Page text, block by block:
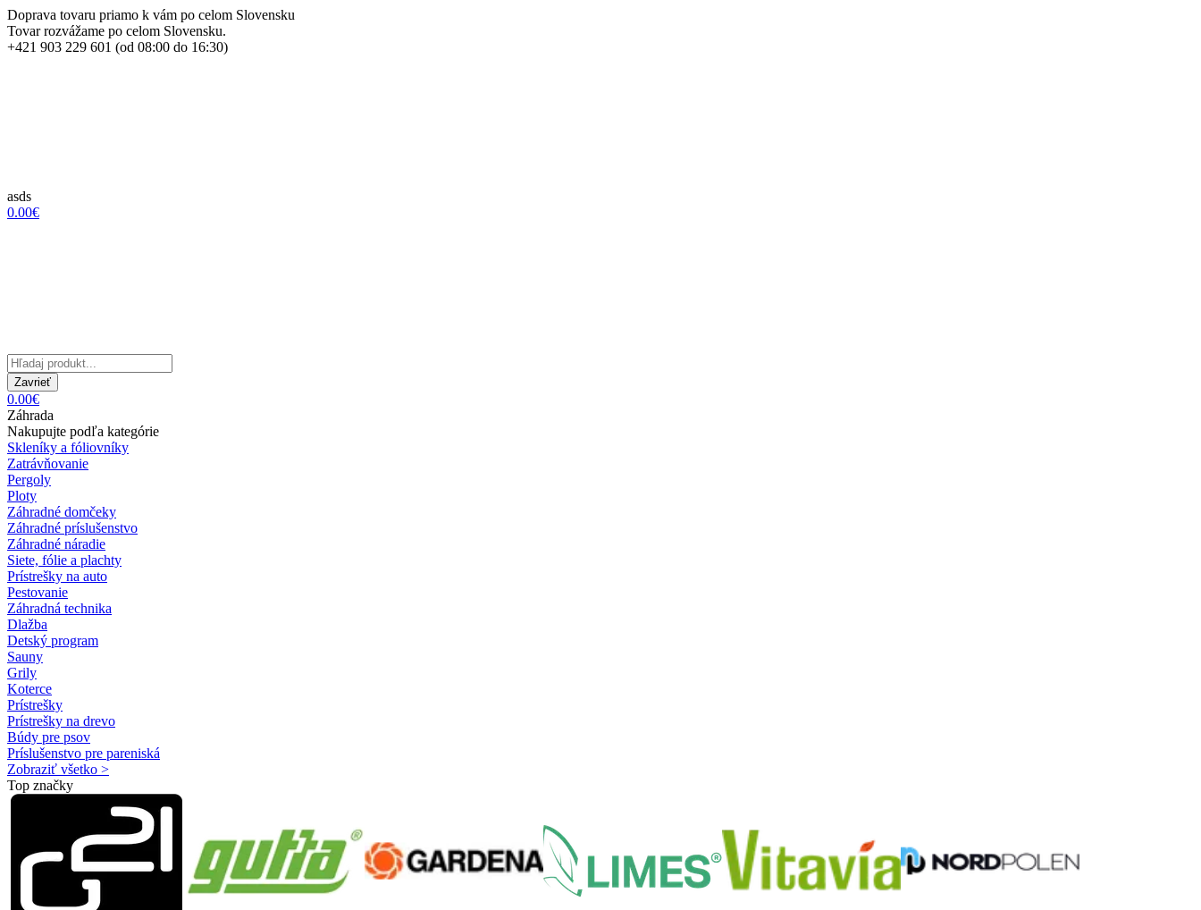
Doprava tovaru priamo k vám po celom Slovensku
Tovar rozvážame po celom Slovensku.
+421 903 229 601 (od 08:00 do 16:30)
asds
0.00€
Zavrieť
0.00€
Záhrada
Nakupujte podľa kategórie
Skleníky a fóliovníky
Zatrávňovanie
Pergoly
Ploty
Záhradné domčeky
Záhradné príslušenstvo
Záhradné náradie
Siete, fólie a plachty
Prístrešky na auto
Pestovanie
Záhradná technika
Dlažba
Detský program
Sauny
Grily
Koterce
Prístrešky
Prístrešky na drevo
Búdy pre psov
Príslušenstvo pre pareniská
Zobraziť všetko >
Top značky